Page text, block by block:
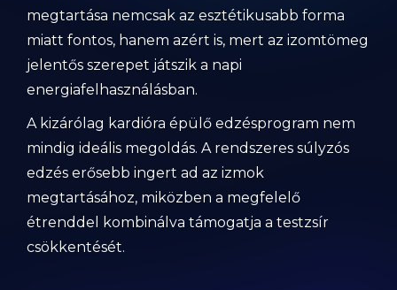
megtartása nemcsak az esztétikusabb forma
miatt fontos, hanem azért is, mert az izomtömeg
jelentős szerepet játszik a napi
energiafelhasználásban.
A kizárólag kardióra épülő edzésprogram nem
mindig ideális megoldás. A rendszeres súlyzós
edzés erősebb ingert ad az izmok
megtartásához, miközben a megfelelő
étrenddel kombinálva támogatja a testzsír
csökkentését.